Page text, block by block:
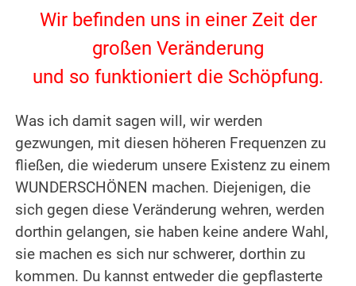
Wir befinden uns in einer Zeit der
großen Veränderung
und so funktioniert die Schöpfung.
Was ich damit sagen will, wir werden
gezwungen, mit diesen höheren Frequenzen zu
fließen, die wiederum unsere Existenz zu einem
WUNDERSCHÖNEN machen. Diejenigen, die
sich gegen diese Veränderung wehren, werden
dorthin gelangen, sie haben keine andere Wahl,
sie machen es sich nur schwerer, dorthin zu
kommen. Du kannst entweder die gepflasterte